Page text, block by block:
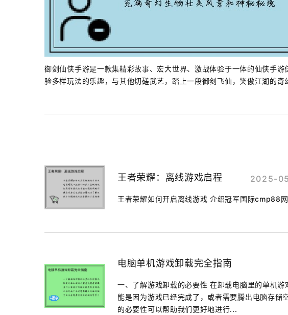
御剑仙侠手游是一款集精彩故事、宏大世界、激战体验于一体的仙侠手
验多样玩法的乐趣，与其他切磋武艺，踏上一段御剑飞仙，笑傲江湖的奇
王者荣耀：离线游戏启程 2025-
王者荣耀如何开启离线游戏 介绍冠军国际cmp88
电脑单机游戏卸载完全指南
一、了解游戏卸载的必要性 在卸载电脑里的单机
能是因为游戏已经完成了，或者需要腾出电脑存储
的必要性可以帮助我们更好地进行...